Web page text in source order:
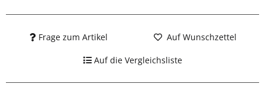
Frage zum Artikel Auf Wunschzettel
Auf die Vergleichsliste